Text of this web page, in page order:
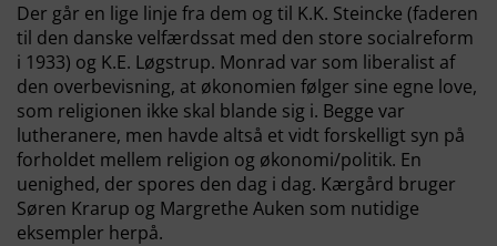
Der går en lige linje fra dem og til K.K. Steincke (faderen
til den danske velfærdssat med den store socialreform
i 1933) og K.E. Løgstrup. Monrad var som liberalist af
den overbevisning, at økonomien følger sine egne love,
som religionen ikke skal blande sig i. Begge var
lutheranere, men havde altså et vidt forskelligt syn på
forholdet mellem religion og økonomi/politik. En
uenighed, der spores den dag i dag. Kærgård bruger
Søren Krarup og Margrethe Auken som nutidige
eksempler herpå.